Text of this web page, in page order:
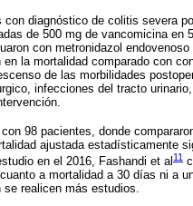
diagnóstico de colitis severa
de 500 mg de vancomicina en
con metronidazol
la mortalidad comparado con
de las morbilidades
infecciones del tracto
98 pacientes, donde
ajustada estadísticamente
en el 2016, Fashandi et al 11
a mortalidad a 30 días ni a
se realicen más estudios.